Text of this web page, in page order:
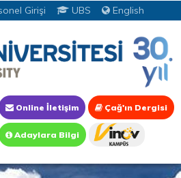
Girişi UBS English
Online İletişim Çağ'ın Dergisi
Adaylara Bilgi